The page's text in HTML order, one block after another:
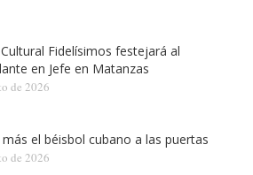
Fidelísimos festejará al
en Jefe en Matanzas
de 2026
el béisbol cubano a las puertas
de 2026